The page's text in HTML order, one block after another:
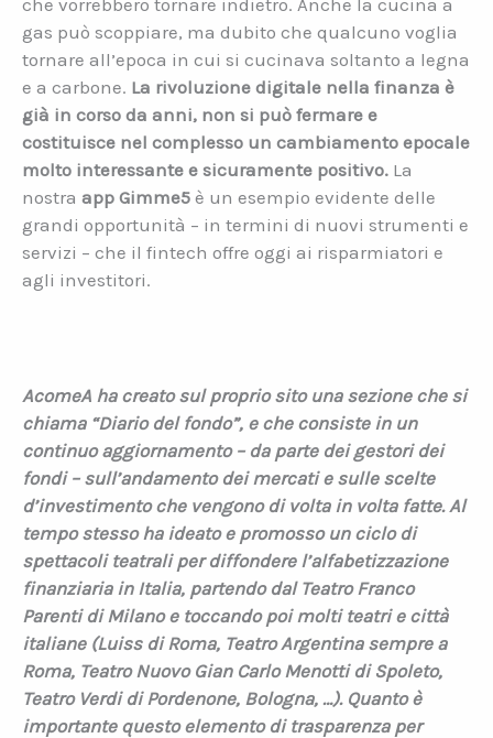
che vorrebbero tornare indietro. Anche la cucina a
gas può scoppiare, ma dubito che qualcuno voglia
tornare all’epoca in cui si cucinava soltanto a legna
e a carbone. La rivoluzione digitale nella finanza è
già in corso da anni, non si può fermare e
costituisce nel complesso un cambiamento epocale
molto interessante e sicuramente positivo. La
nostra app Gimme5 è un esempio evidente delle
grandi opportunità – in termini di nuovi strumenti e
servizi – che il fintech offre oggi ai risparmiatori e
agli investitori.
AcomeA ha creato sul proprio sito una sezione che si
chiama “Diario del fondo”, e che consiste in un
continuo aggiornamento – da parte dei gestori dei
fondi – sull’andamento dei mercati e sulle scelte
d’investimento che vengono di volta in volta fatte. Al
tempo stesso ha ideato e promosso un ciclo di
spettacoli teatrali per diffondere l’alfabetizzazione
finanziaria in Italia, partendo dal Teatro Franco
Parenti di Milano e toccando poi molti teatri e città
italiane (Luiss di Roma, Teatro Argentina sempre a
Roma, Teatro Nuovo Gian Carlo Menotti di Spoleto,
Teatro Verdi di Pordenone, Bologna, …). Quanto è
importante questo elemento di trasparenza per